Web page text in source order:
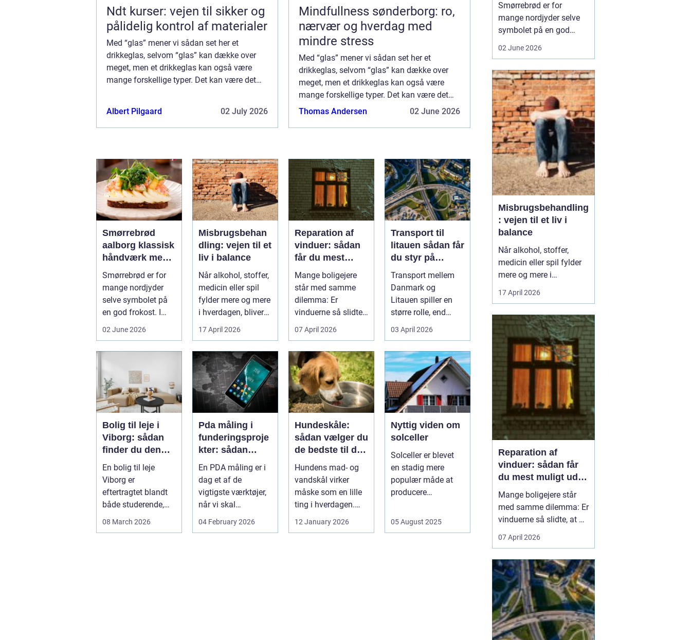
Ndt kurser: vejen til sikker og
pålidelig kontrol af materialer
Med “glas” mener vi sådan set her et
drikkeglas, selvom “glas” kan dække over
meget, men et drikkeglas kan også være
mange forskellige typer. Det kan være det
Albert Pilgaard 02 July 2026
Mindfullness sønderborg: ro,
nærvær og hverdag med
mindre stress
Med “glas” mener vi sådan set her et
drikkeglas, selvom “glas” kan dække over
meget, men et drikkeglas kan også være
mange forskellige typer. Det kan være det
høje, rankede glas, man bruger til vin og
Thomas Andersen 02 June 2026
Smørrebrød
aalborg klassisk
håndværk med
moderne twist
Smørrebrød er for
mange nordjyder
selve symbolet på
en god frokost. I
Aalborg har den
02 June 2026
Misbrugsbehan
dling: vejen til et
liv i balance
Når alkohol, stoffer,
medicin eller spil
fylder mere og mere
i hverdagen, bliver
grænsen...
17 April 2026
Reparation af
vinduer: sådan
får du mest
muligt ud af
dine gamle
vinduer
Mange boligejere
står med samme
dilemma: Er
vinduerne så slidte,
at de bør skifte...
07 April 2026
Transport til
litauen sådan får
du styr på
fragten til
baltikum
Transport mellem
Danmark og
Litauen spiller en
større rolle, end
mange er klar over.
Litauen er et n...
03 April 2026
Bolig til leje i
Viborg: sådan
finder du den
rette lejlighed
En bolig til leje
Viborg er
eftertragtet blandt
både studerende,
familier og seniorer,
08 March 2026
Pda måling i
funderingsproje
kter: sådan
sikrer du
dokumenteret
bæreevne
En PDA måling er i
dag et af de
vigtigste værktøjer,
når vi skal
dokumentere
bæreevnen af pæle
04 February 2026
Hundeskåle:
sådan vælger du
de bedste til din
hund
Hundens mad- og
vandskål virker
måske som en lille
ting i hverdagen.
Men valg af
sk&arin...
12 January 2026
Nyttig viden om
solceller
Solceller er blevet
en stadig mere
populær måde at
producere
05 August 2025
Smørrebrød er for
mange nordjyder selve
symbolet på en god
der forener tradition og
nytænkning. Her spiller
gode råvarer, lokalt
håndværk og kreativ
anretning sammen, så
du får en...
02 June 2026
Misbrugsbehandling
: vejen til et liv i
balance
Når alkohol, stoffer,
medicin eller spil fylder
mere og mere i
hverdagen, bliver
grænsen mellem vane
sløret. Mange forsøger
længe at klare sig selv,
men for en stor del viser
erfaringen, at...
17 April 2026
Reparation af
vinduer: sådan får
du mest muligt ud af
dine gamle vinduer
Mange boligejere står
med samme dilemma: Er
vinduerne så slidte, at de
bør skiftes, eller kan de
repareres og få nyt liv? I
kan en grundig
reparation af vinduer
være en både økon...
07 April 2026